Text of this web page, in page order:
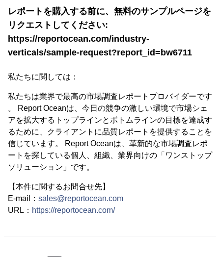
レポートを購入する前に、無料のサンプルページを
リクエストしてください:
https://reportocean.com/industry-
verticals/sample-request?report_id=bw6711
私たちに関しては：
私たちは業界で最高の市場調査レポートプロバイダーです
。 Report Oceanは、今日の競争の激しい環境で市場シェ
アを拡大するトップラインとボトムラインの目標を達成す
るために、クライアントに品質レポートを提供することを
信じています。 Report Oceanは、革新的な市場調査レポ
ートを探している個人、組織、業界向けの「ワンストップ
ソリューション」です。
【本件に関するお問合せ先】
E-mail： sales@reportocean.com
URL： https://reportocean.com/